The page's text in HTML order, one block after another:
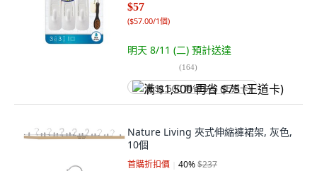
$57
($57.00/1個)
明天 8/11 (二) 預計送達
(164)
满 $1,500 再省 $75 (王道卡)
Nature Living 夾式伸縮褲裙架, 灰色,
10個
首購折扣價 40%$237